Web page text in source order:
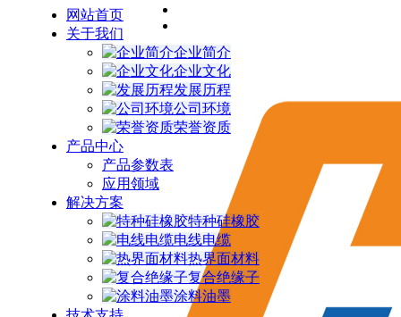
网站首页
关于我们
企业简介
企业文化
发展历程
公司环境
荣誉资质
产品中心
产品参数表
应用领域
解决方案
特种硅橡胶
电线电缆
热界面材料
复合绝缘子
涂料油墨